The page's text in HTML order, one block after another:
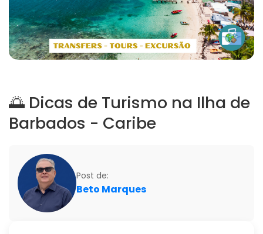
🌅 Dicas de Turismo na Ilha de
Barbados - Caribe
Post de:
Beto Marques